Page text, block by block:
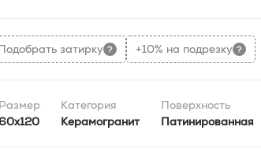
затирку +10% на подрезку
Размер
60x120
Категория
Керамогранит
Поверхность
Патинированная